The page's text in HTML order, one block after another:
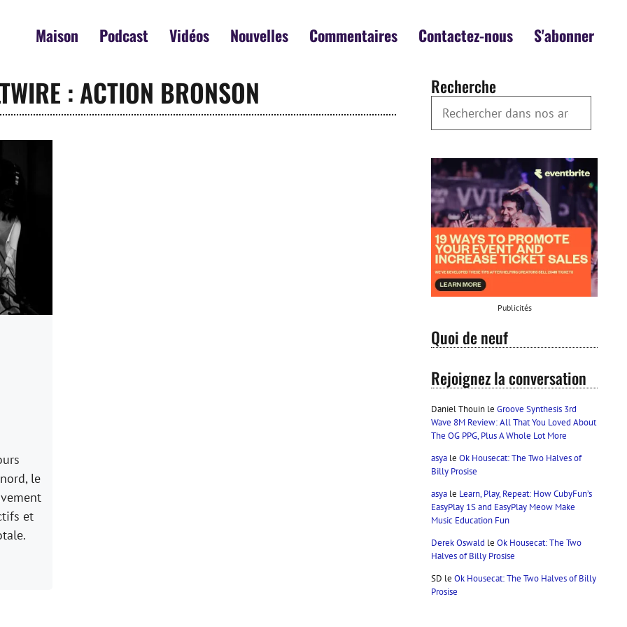
Maison Podcast Vidéos Nouvelles Commentaires Contactez-nous S'abonner
: ACTION BRONSON
le
et
Recherche
Rechercher dans nos archives
Publicités
Quoi de neuf
Rejoignez la conversation
Daniel Thouin le Groove Synthesis 3rd
Wave 8M Review: All That You Loved About
The OG PPG, Plus A Whole Lot More
asya le Ok Housecat: The Two Halves of
Billy Prosise
asya le Learn, Play, Repeat: How CubyFun’s
EasyPlay 1S and EasyPlay Meow Make
Music Education Fun
Derek Oswald le Ok Housecat: The Two
Halves of Billy Prosise
SD le Ok Housecat: The Two Halves of Billy
Prosise